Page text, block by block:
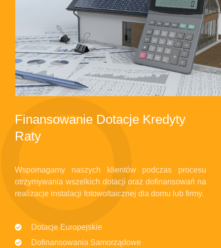
Finansowanie Dotacje Kredyty
Raty
Wspomagamy naszych klientów podczas procesu
otrzymywania wszelkich dotacji oraz dofinansowań na
realizacje instalacji fotowoltaicznej dla domu lub firmy.
Dotacje Europejskie
Dofinansowania Samorządowe